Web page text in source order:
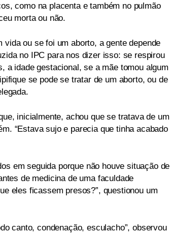
como na placenta e também no pulmão
morta ou não.
ou se foi um aborto, a gente depende
no IPC para nos dizer isso: se respirou
a idade gestacional, se a mãe tomou algum
se pode se tratar de um aborto, ou de
inicialmente, achou que se tratava de um
“Estava sujo e parecia que tinha acabado
em seguida porque não houve situação de
de medicina de uma faculdade
eles ficassem presos?”, questionou um
canto, condenação, esculacho”, observou